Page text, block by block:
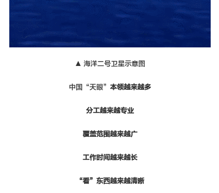
▲ 海洋二号卫星示意图
中国“天眼” 本领越来越多
分工越来越专业
覆盖范围越来越广
工作时间越来越长
“看”东西越来越清晰